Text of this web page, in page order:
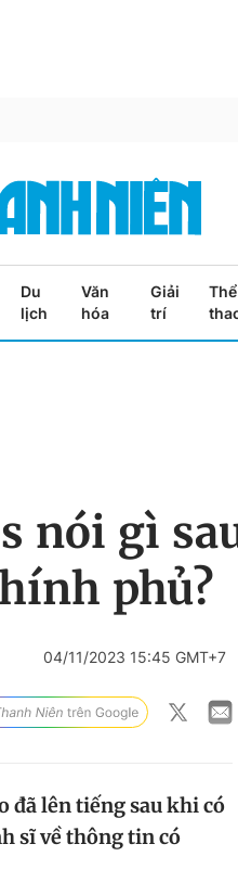
Du
lịch
Văn
hóa
Giải
trí
Thể
nói gì
phủ?
04/11/2023 15:45 GMT+7
đã lên tiếng sau khi có
sĩ về thông tin có